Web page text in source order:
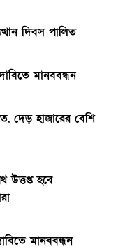
দিবস পালিত
মানববন্ধন
দেড় হাজারের বেশি
উত্তপ্ত হবে
মানববন্ধন